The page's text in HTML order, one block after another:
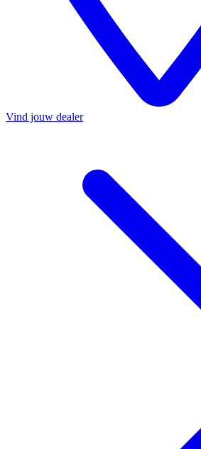
Vind jouw dealer